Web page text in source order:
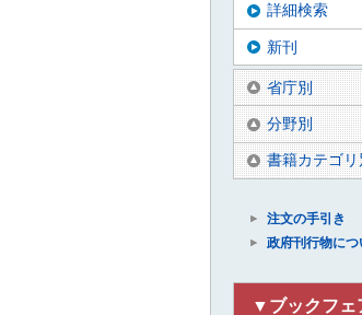
詳細検索
新刊
省庁別
分野別
書籍カテゴリ
注文の手引き
政府刊行物につ
▼ブックフェ